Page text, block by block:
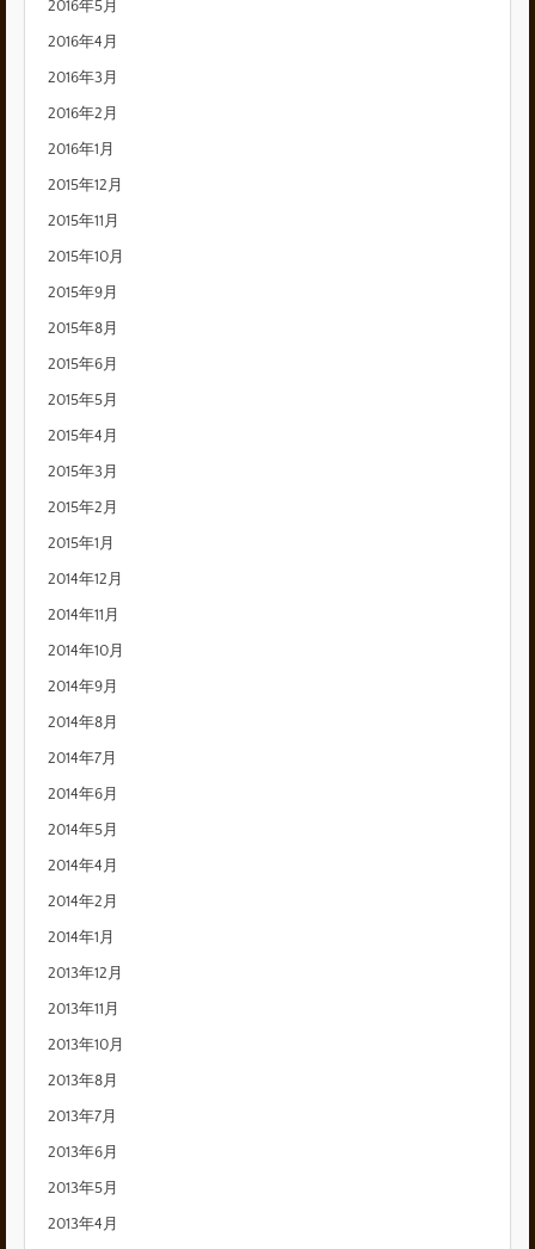
2016年5月
2016年4月
2016年3月
2016年2月
2016年1月
2015年12月
2015年11月
2015年10月
2015年9月
2015年8月
2015年6月
2015年5月
2015年4月
2015年3月
2015年2月
2015年1月
2014年12月
2014年11月
2014年10月
2014年9月
2014年8月
2014年7月
2014年6月
2014年5月
2014年4月
2014年2月
2014年1月
2013年12月
2013年11月
2013年10月
2013年8月
2013年7月
2013年6月
2013年5月
2013年4月